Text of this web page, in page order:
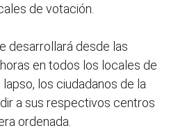
de votación.
desarrollará desde las
en todos los locales de
los ciudadanos de la
a sus respectivos centros
ordenada.